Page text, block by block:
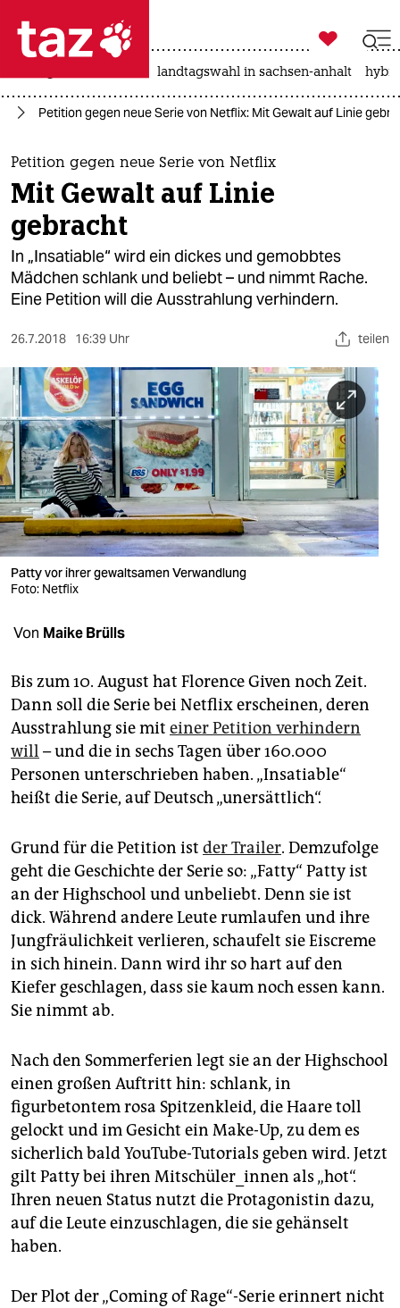
 taz zahl ich
taz zahl ich
themen
politik
öko
gesellschaft
sport
berlin
nord
wahrheit
verlag
verlag
veranstaltungen
shop
unterstützen
abo
genossenschaft
epaper login

taz zahl ich
landtagswahl in sachsen-anhalt
Petition gegen neue Serie von Netflix: Mit Gewalt auf Linie
Petition gegen neue Serie von Netflix
Mit Gewalt auf Linie
gebracht
In „Insatiable“ wird ein dickes und gemobbtes
Mädchen schlank und beliebt – und nimmt Rache.
Eine Petition will die Ausstrahlung verhindern.
26.7.2018 16:39 Uhr teilen
Patty vor ihrer gewaltsamen Verwandlung
Foto: Netflix
Von Maike Brülls
Bis zum 10. August hat Florence Given noch Zeit.
Dann soll die Serie bei Netflix erscheinen, deren
Ausstrahlung sie mit einer Petition verhindern
will – und die in sechs Tagen über 160.000
Personen unterschrieben haben. „Insatiable“
heißt die Serie, auf Deutsch „unersättlich“.
Grund für die Petition ist der Trailer. Demzufolge
geht die Geschichte der Serie so: „Fatty“ Patty ist
an der Highschool und unbeliebt. Denn sie ist
dick. Während andere Leute rumlaufen und ihre
Jungfräulichkeit verlieren, schaufelt sie Eiscreme
in sich hinein. Dann wird ihr so hart auf den
Kiefer geschlagen, dass sie kaum noch essen kann.
Sie nimmt ab.
Nach den Sommerferien legt sie an der Highschool
einen großen Auftritt hin: schlank, in
figurbetontem rosa Spitzenkleid, die Haare toll
gelockt und im Gesicht ein Make-Up, zu dem es
sicherlich bald YouTube-Tutorials geben wird. Jetzt
gilt Patty bei ihren Mitschüler_innen als „hot“.
Ihren neuen Status nutzt die Protagonistin dazu,
auf die Leute einzuschlagen, die sie gehänselt
haben.
Der Plot der „Coming of Rage“-Serie erinnert nicht